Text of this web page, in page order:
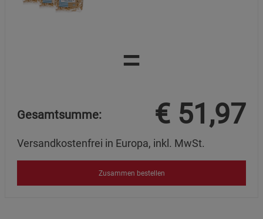
=
Gesamtsumme: € 51,97
Versandkostenfrei in Europa, inkl. MwSt.
Zusammen bestellen